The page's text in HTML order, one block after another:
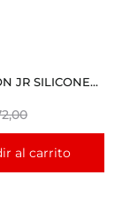
JR SILICONE...
al carrito